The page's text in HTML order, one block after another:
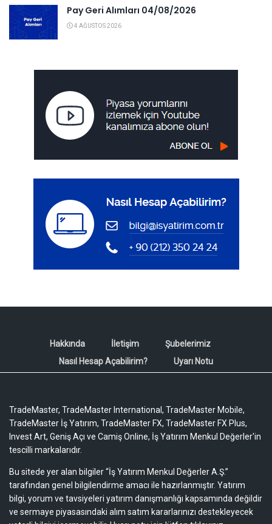
Pay Geri Alımları 04/08/2026
4 AĞUSTOS 2026
Hakkında İletişim
Şubelerimiz
Nasıl Hesap Açabilirim?
Uyarı Notu
TradeMaster, TradeMaster International, TradeMaster Mobile,
TradeMaster İş Yatırım, TradeMaster FX, TradeMaster FX Plus,
Invest Art, Geniş Açı ve Camiş Online, İş Yatırım Menkul Değerler'in
tescilli markalarıdır.
Bu sitede yer alan bilgiler “İş Yatırım Menkul Değerler A.Ş.”
tarafından genel bilgilendirme amacı ile hazırlanmıştır. Yatırım
bilgi, yorum ve tavsiyeleri yatırım danışmanlığı kapsamında değildir
ve sermaye piyasasındaki alım satım kararlarınızı destekleyecek